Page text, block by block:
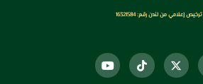
ترخيص إعلامي من لندن رقم: 16321584